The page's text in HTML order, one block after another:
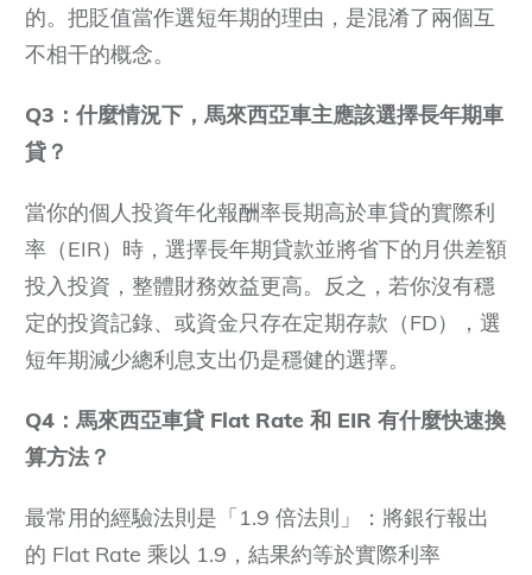
的。把貶值當作選短年期的理由，是混淆了兩個互
不相干的概念。
Q3：什麼情況下，馬來西亞車主應該選擇長年期車
貸？
當你的個人投資年化報酬率長期高於車貸的實際利
率（EIR）時，選擇長年期貸款並將省下的月供差額
投入投資，整體財務效益更高。反之，若你沒有穩
定的投資記錄、或資金只存在定期存款（FD），選
短年期減少總利息支出仍是穩健的選擇。
Q4：馬來西亞車貸 Flat Rate 和 EIR 有什麼快速換
算方法？
最常用的經驗法則是「1.9 倍法則」：將銀行報出
的 Flat Rate 乘以 1.9，結果約等於實際利率